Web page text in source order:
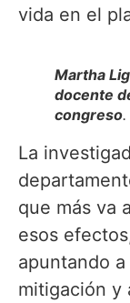
vida en el
Martha
docente
congreso.
La
que más va
esos
apuntando
mitigación y